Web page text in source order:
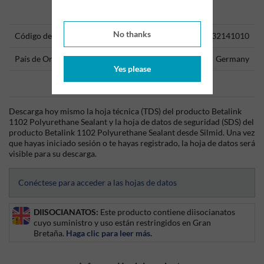
No thanks
Yes please
Código del producto 32141010
País de Origen Germany
Data Sheets
Descarga hoy mismo la hoja técnica (TDS) del producto Betalink
1102 Polyurethane Sealant y la hoja de datos de seguridad (SDS) del
producto Betalink 1102 Polyurethane Sealant desde Silmid. Una vez
que hayas iniciado sesión o te hayas registrado, la hoja de datos será
visible para su descarga.
Conéctese para acceder a las hojas de datos
DIISOCIANATOS: Este producto contiene diisocianatos
cuyo suministro y uso están restringidos en Gran
Bretaña. Haga clic para leer más.